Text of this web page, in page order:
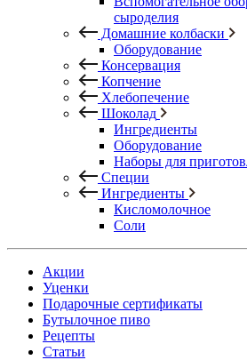
сыроделия
Домашние колбаски
Оборудование
Консервация
Копчение
Хлебопечение
Шоколад
Ингредиенты
Оборудование
Наборы для
Специи
Ингредиенты
Кисломолочное
Соли
Акции
Уценки
Подарочные сертификаты
Бутылочное пиво
Рецепты
Статьи